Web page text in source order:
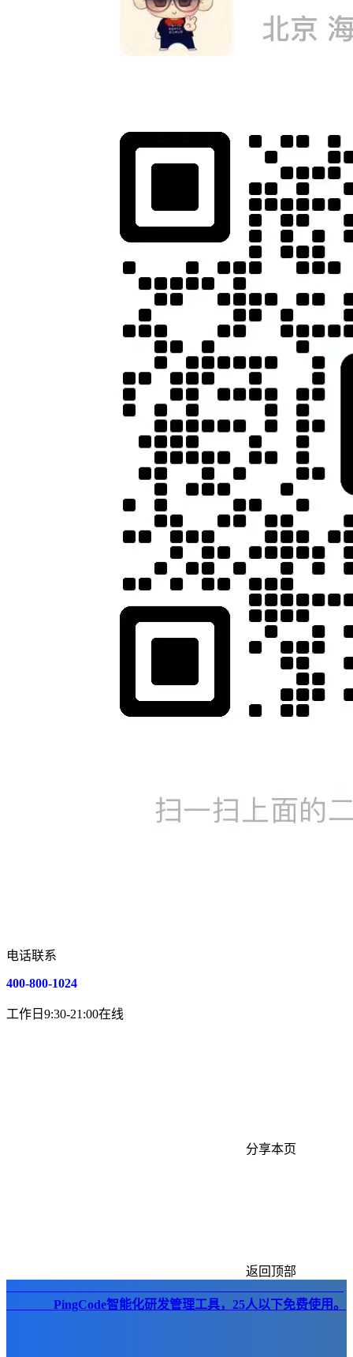
电话联系
400-800-1024
工作日9:30-21:00在线
分享本页
返回顶部
PingCode智能化研发管理工具，25人以下免费使用。